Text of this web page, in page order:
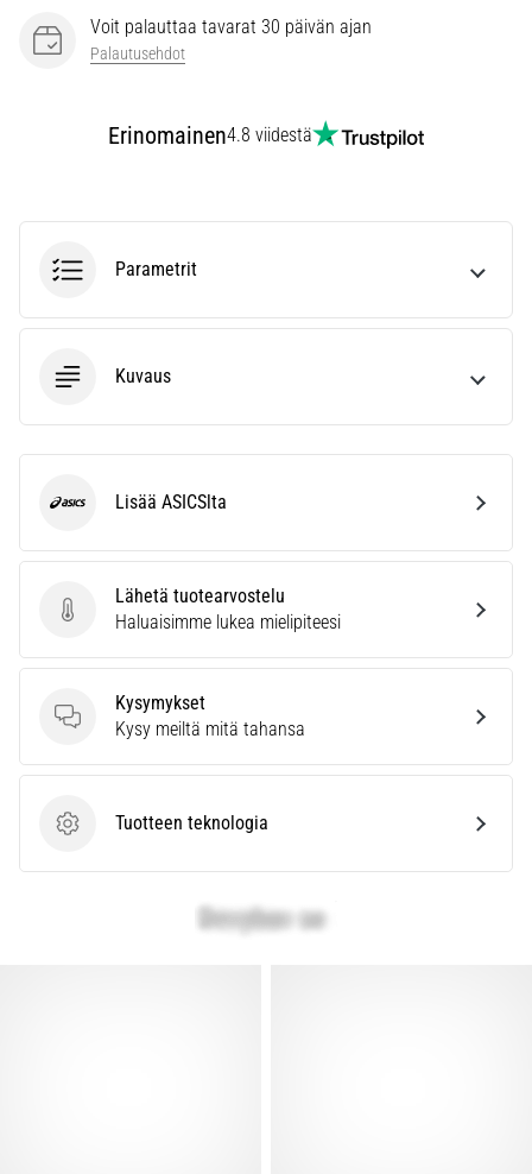
Näytä
kaikki
Voit palauttaa tavarat 30 päivän ajan
Palautusehdot
Erinomainen4.8 viidestä
Parametrit
Kuvaus
Lähetä tuotearvostelu
Lähetä tuotearvostelu
Haluaisimme lukea mielipiteesi
Kysymykset
Kysymykset
Kysy meiltä mitä tahansa
Tuotteen teknologia
Tuotteen teknologia
ASICS Lisää ASICSlta